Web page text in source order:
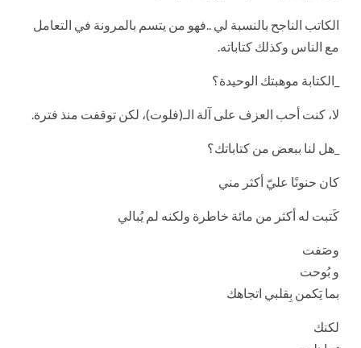
الكاتب الناجح بالنسبة لي ..فهو من يتسم بالمرونة في التعامل
مع الناس وكذلك كتاباته.
_الكتابة موهبتك الوحيدة؟
لا، كنت أحب العزف على آلة الـ(فلوت)، لكن توقفت منذ فترة.
_هل لنا ببعض من كتاباتك؟
كان حنونًا عليّ أكثر مني
كَتبت له أكثر من مائة خاطرة ولكنه لم يُبالي
وصَفت
و بُوحت
بما يَكمن بِقلبي اتجاهك
لكنك